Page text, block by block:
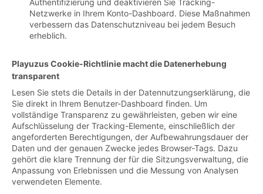
Authentifizierung und deaktivieren Sie Tracking-
Netzwerke in Ihrem Konto-Dashboard. Diese Maßnahmen
verbessern das Datenschutzniveau bei jedem Besuch
erheblich.
Playuzus Cookie-Richtlinie macht die Datenerhebung
transparent
Lesen Sie stets die Details in der Datennutzungserklärung, die
Sie direkt in Ihrem Benutzer-Dashboard finden. Um
vollständige Transparenz zu gewährleisten, geben wir eine
Aufschlüsselung der Tracking-Elemente, einschließlich der
angeforderten Berechtigungen, der Aufbewahrungsdauer der
Daten und der genauen Zwecke jedes Browser-Tags. Dazu
gehört die klare Trennung der für die Sitzungsverwaltung, die
Anpassung von Erlebnissen und die Messung von Analysen
verwendeten Elemente.